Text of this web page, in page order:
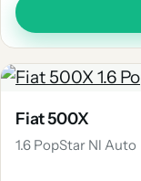
Fiat 500X
1.6 PopStar Nl Auto